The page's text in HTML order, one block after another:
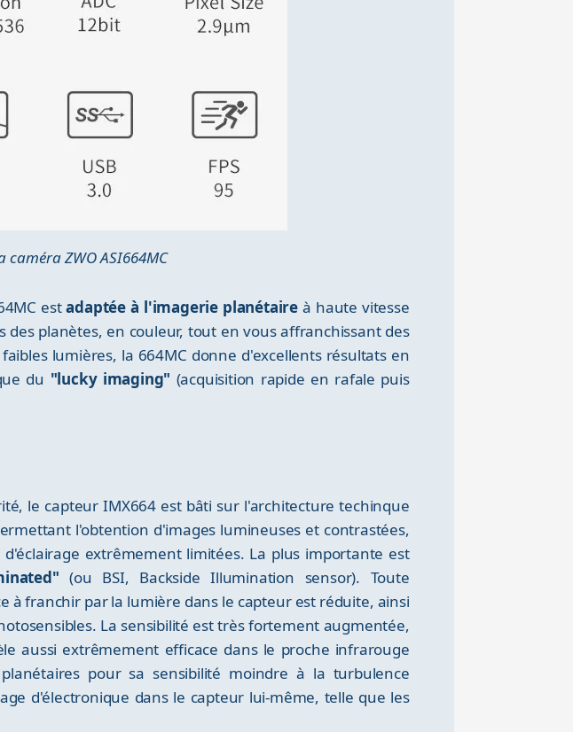
ZWO ASI664MC
estadaptée à l'imagerie planétaire à haute vitesse
planètes, en couleur, tout en vous affranchissant des
lumières, la 664MC donne d'excellents résultats en
du "lucky imaging" (acquisition rapide en rafale puis
le capteur IMX664 est bâti sur l'architecture techinque
l'obtention d'images lumineuses et contrastées,
extrêmement limitées. La plus importante est
(ou BSI, Backside Illumination sensor). Toute
à franchir par la lumière dans le capteur est réduite, ainsi
La sensibilité est très fortement augmentée,
aussi extrêmement efficace dans le proche infrarouge
pour sa sensibilité moindre à la turbulence
d'électronique dans le capteur lui-même, telle que les